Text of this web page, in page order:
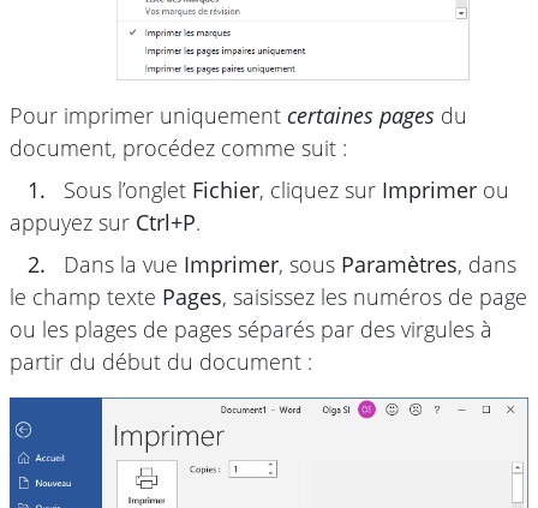
Pour imprimer uniquement certaines pages du
document, procédez comme suit :
1.
Sous l’onglet Fichier, cliquez sur Imprimer ou
appuyez sur Ctrl+P.
2.
Dans la vue Imprimer, sous Paramètres, dans
le champ texte Pages, saisissez les numéros de page
ou les plages de pages séparés par des virgules à
partir du début du document :